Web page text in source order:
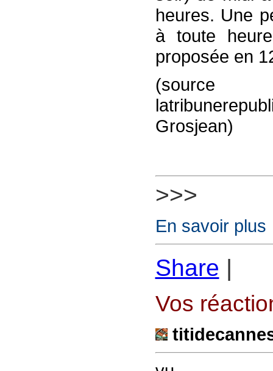
heures. Une
à toute
proposée en
Grosjean)
>>>
En savoir plus
Share |
Vos